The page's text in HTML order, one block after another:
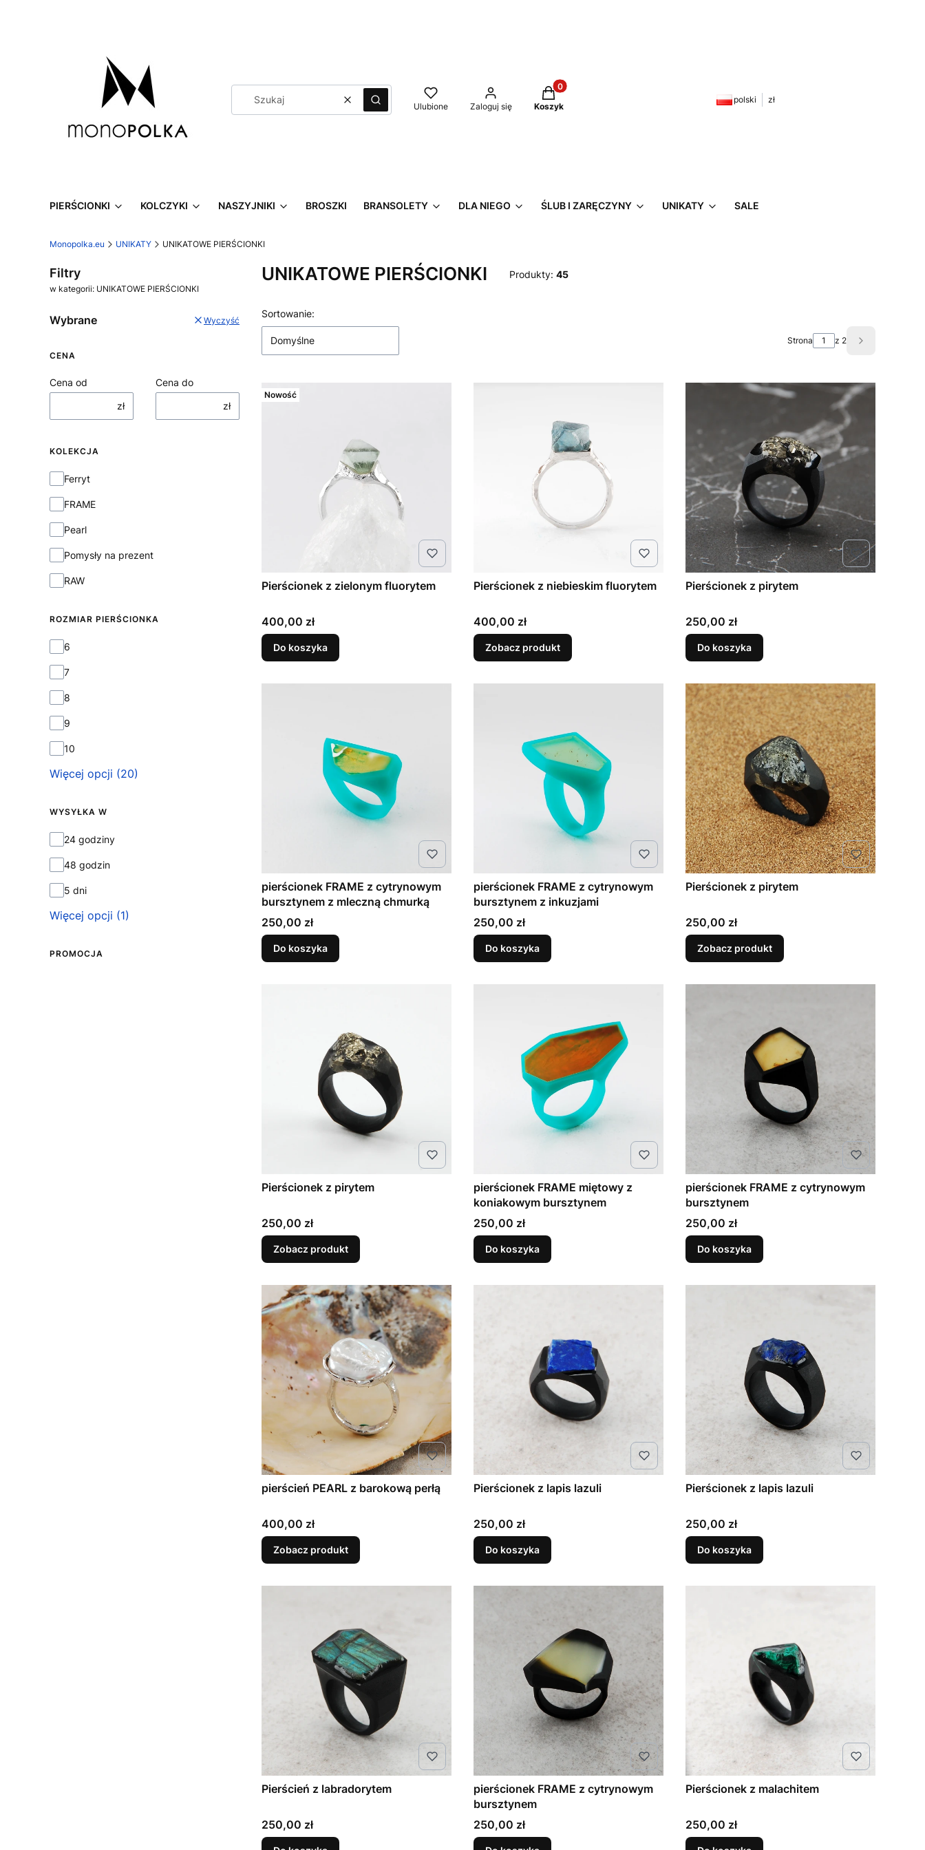
WyczyśćSzukaj Ulubione Zaloguj się
Produkty w koszyku: 0. Zobacz szczegóły
Koszyk
polski zł
PIERŚCIONKI KOLCZYKI NASZYJNIKI BROSZKI BRANSOLETY DLA NIEGO ŚLUB I ZARĘCZYNY UNIKATY SALE
Monopolka.eu UNIKATY UNIKATOWE PIERŚCIONKI
Filtry
w kategorii: UNIKATOWE PIERŚCIONKI
Wybrane Wyczyść
CENA
Cena od
zł
Cena do
zł
KOLEKCJA
Kolekcja
Ferryt
FRAME
Pearl
Pomysły na prezent
RAW
ROZMIAR PIERŚCIONKA
ROZMIAR PIERŚCIONKA
6
7
8
9
10
Więcej opcji (20)
WYSYŁKA W
Wysyłka w
24 godziny
48 godzin
5 dni
Więcej opcji (1)
PROMOCJA
UNIKATOWE PIERŚCIONKI Produkty: 45
Lista produktów
Sortowanie:
Domyślne Strona z 2 Następne
Nowość
Pierścionek z zielonym fluorytem
Cena
400,00 zł
Do koszyka
Pierścionek z niebieskim fluorytem
Cena
400,00 zł
Zobacz produkt
Pierścionek z pirytem
Cena
250,00 zł
Do koszyka
pierścionek FRAME z cytrynowym
bursztynem z mleczną chmurką
Cena
250,00 zł
Do koszyka
pierścionek FRAME z cytrynowym
bursztynem z inkuzjami
Cena
250,00 zł
Do koszyka
Pierścionek z pirytem
Cena
250,00 zł
Zobacz produkt
Pierścionek z pirytem
Cena
250,00 zł
Zobacz produkt
pierścionek FRAME miętowy z
koniakowym bursztynem
Cena
250,00 zł
Do koszyka
pierścionek FRAME z cytrynowym
bursztynem
Cena
250,00 zł
Do koszyka
pierścień PEARL z barokową perłą
Cena
400,00 zł
Zobacz produkt
Pierścionek z lapis lazuli
Cena
250,00 zł
Do koszyka
Pierścionek z lapis lazuli
Cena
250,00 zł
Do koszyka
Pierścień z labradorytem
Cena
250,00 zł
pierścionek FRAME z cytrynowym
bursztynem
Cena
250,00 zł
Pierścionek z malachitem
Cena
250,00 zł